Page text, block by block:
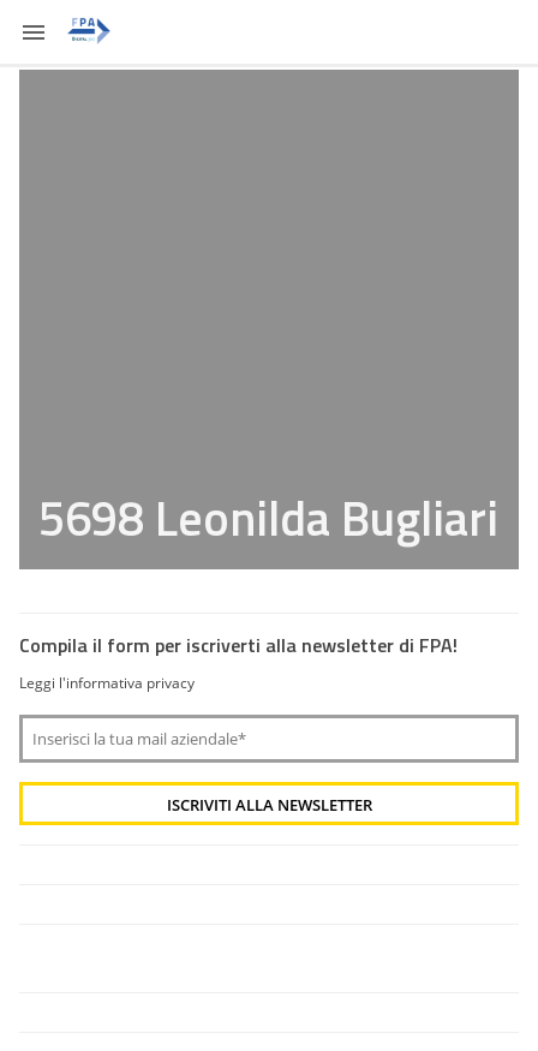
5698 Leonilda Bugliari
Compila il form per iscriverti alla newsletter di FPA!
Leggi l'informativa privacy